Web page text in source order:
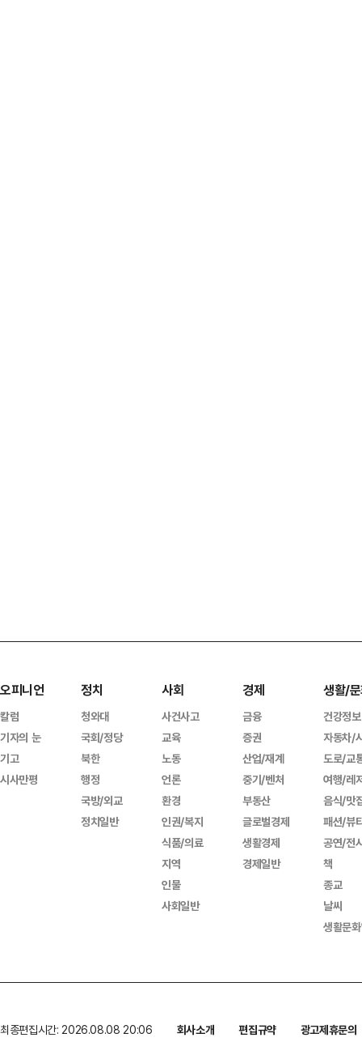
오피니언
칼럼
기자의 눈
기고
시사만평
정치
청와대
국회/정당
북한
행정
국방/외교
정치일반
사회
사건사고
교육
노동
언론
환경
인권/복지
식품/의료
지역
인물
사회일반
경제
금융
증권
산업/재계
중기/벤처
부동산
글로벌경제
생활경제
경제일반
생활/
건강정보
자동차/
도로/교
여행/레
음식/맛
패션/뷰
공연/전
책
종교
날씨
생활문
최종편집시간: 2026.08.08 20:06 회사소개 편집규약
광고제휴문의